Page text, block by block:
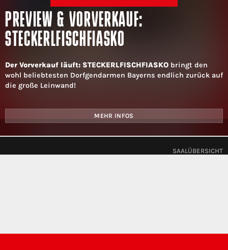
PREVIEW & VORVERKAUF:
STECKERLFISCHFIASKO
Der Vorverkauf läuft: STECKERLFISCHFIASKO bringt den
wohl beliebtesten Dorfgendarmen Bayerns endlich zurück auf
die große Leinwand!
MEHR INFOS
SAALÜBERSICHT